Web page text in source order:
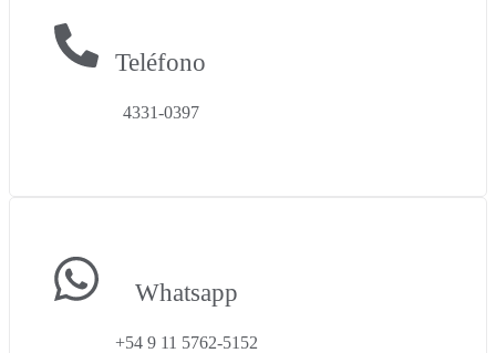
Teléfono
4331-0397
Whatsapp
+54 9 11 5762-5152